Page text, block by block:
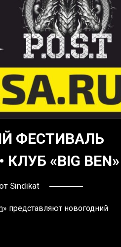
ФЕСТИВАЛЬ
«BIG BEN»
от Sindikat
» представляют новогодний